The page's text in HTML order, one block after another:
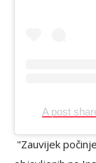
A post
"Zauvijek